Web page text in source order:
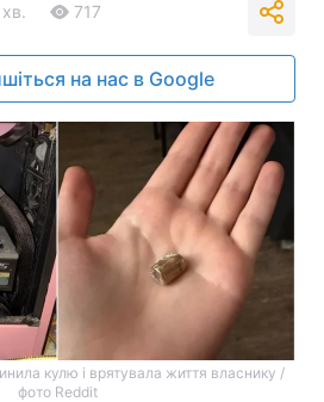
717
на нас в Google
кулю і врятувала життя власнику /
фото Reddit